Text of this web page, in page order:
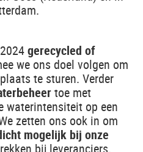
gerecycled of
we ons doel volgen om
te sturen. Verder
toe met
waterintensiteit op een
zetten ons ook in om
mogelijk bij onze
bij leveranciers.